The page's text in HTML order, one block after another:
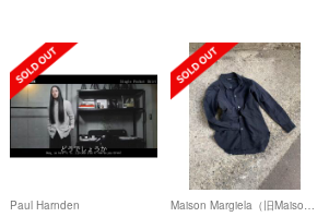
Paul Harnden Maison Margiela（旧Maison Martin Margiela）